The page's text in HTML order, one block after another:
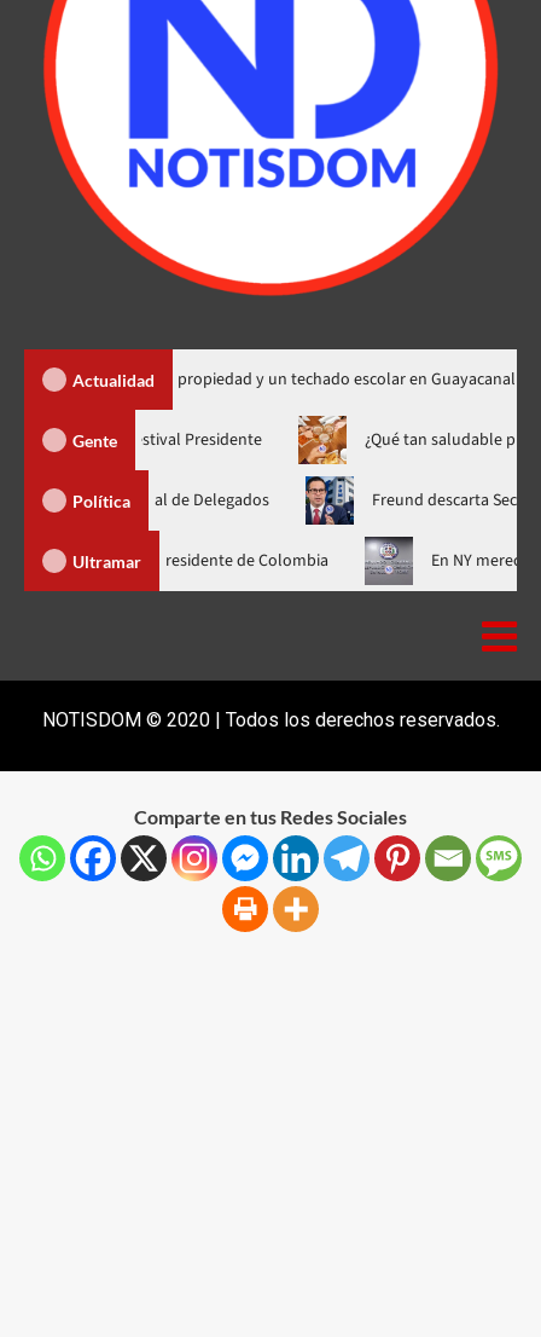
Actualidad
títulos de propiedad y un techado escolar en Guayacanal
Gente
Yiyo Sarante se suma al Festival Presidente ¿Qué tan
Política
Nacional de Delegados Freund descarta Secretaría de
Ultramar
asistir a la investidura del nuevo presidente de Colombia
NOTISDOM © 2020 | Todos los derechos reservados.
Comparte en tus Redes Sociales